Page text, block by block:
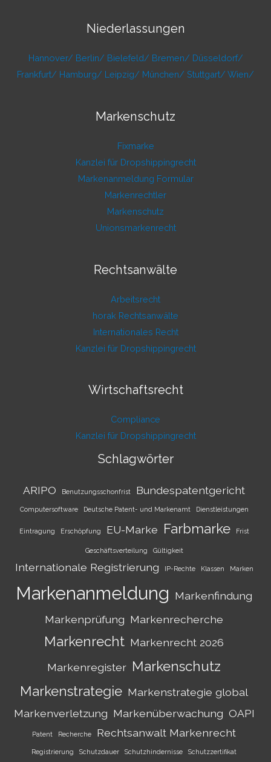
Niederlassungen
Hannover/ Berlin/ Bielefeld/ Bremen/ Düsseldorf/
Frankfurt/ Hamburg/ Leipzig/ München/ Stuttgart/ Wien/
Markenschutz
Fixmarke
Kanzlei für Dropshippingrecht
Markenanmeldung Formular
Markenrechtler
Markenschutz
Unionsmarkenrecht
Rechtsanwälte
Arbeitsrecht
horak Rechtsanwälte
Internationales Recht
Kanzlei für Dropshippingrecht
Wirtschaftsrecht
Compliance
Kanzlei für Dropshippingrecht
Schlagwörter
ARIPO Benutzungsschonfrist Bundespatentgericht
Computersoftware Deutsche Patent- und Markenamt Dienstleistungen
Eintragung Erschöpfung EU-Marke Farbmarke Frist
Geschäftsverteilung Gültigkeit
Internationale Registrierung IP-Rechte Klassen Marken
Markenanmeldung Markenfindung
Markenprüfung Markenrecherche
Markenrecht Markenrecht 2026
Markenregister Markenschutz
Markenstrategie Markenstrategie global
Markenverletzung Markenüberwachung OAPI
Patent Recherche Rechtsanwalt Markenrecht
Registrierung Schutzdauer Schutzhindernisse Schutzzertifikat